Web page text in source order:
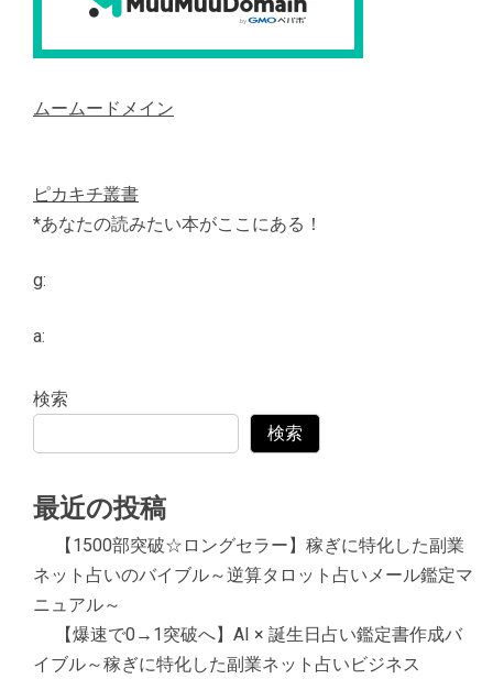
ムームードメイン
ピカキチ叢書
*あなたの読みたい本がここにある！
g:
a:
検索
検索
最近の投稿
【1500部突破☆ロングセラー】稼ぎに特化した副業
ネット占いのバイブル～逆算タロット占いメール鑑定マ
ニュアル～
【爆速で0→1突破へ】AI × 誕生日占い鑑定書作成バ
イブル～稼ぎに特化した副業ネット占いビジネス